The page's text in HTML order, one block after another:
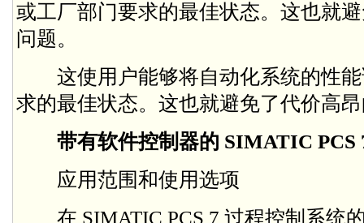
或工厂部门要求的最佳状态。这也就
问题。
这使用户能够将自动化系统的性能
求的最佳状态。这也就避免了代价高
带有软件控制器的 SIMATIC PCS
应用范围和使用选项
在 SIMATIC PCS 7 过程控制系统的